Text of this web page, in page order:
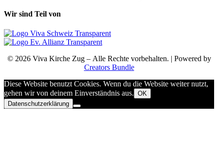
Wir sind Teil von
© 2026 Viva Kirche Zug – Alle Rechte vorbehalten. | Powered by
Creators Bundle
Diese Website benutzt Cookies. Wenn du die Website weiter nutzt,
gehen wir von deinem Einverständnis aus. OK
Datenschutzerklärung